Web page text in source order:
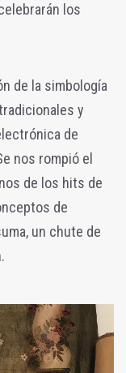
los
de la simbología
y
de
nos rompió el
de los hits de
de
un chute de